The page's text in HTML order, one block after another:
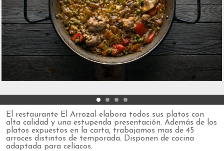
El restaurante El Arrozal elabora todos sus platos con
alta calidad y una estupenda presentación. Además de los
platos expuestos en la carta, trabajamos mas de 45
arroces distintos de temporada. Disponen de cocina
adaptada para celíacos.